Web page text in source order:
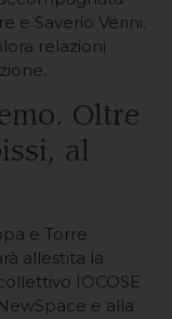
e Saverio Verini.
relazioni
Oltre
al
e Torre
allestita la
IOCOSE
e alla